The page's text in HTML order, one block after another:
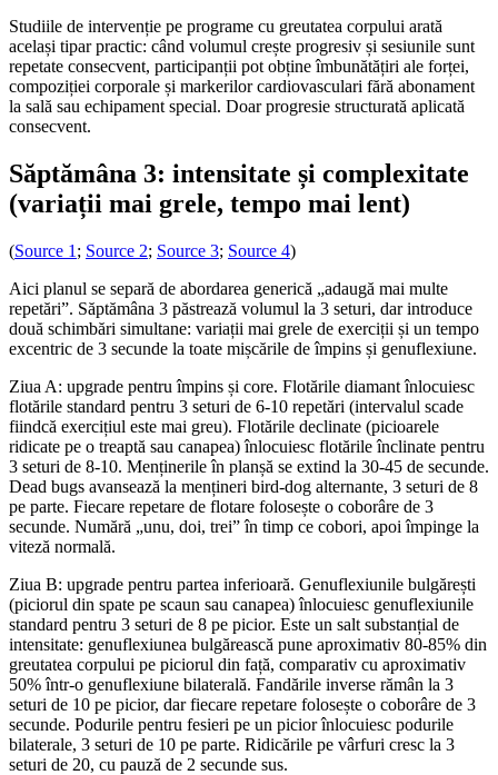
Studiile de intervenție pe programe cu greutatea corpului arată
același tipar practic: când volumul crește progresiv și sesiunile sunt
repetate consecvent, participanții pot obține îmbunătățiri ale forței,
compoziției corporale și markerilor cardiovasculari fără abonament
la sală sau echipament special. Doar progresie structurată aplicată
consecvent.
Săptămâna 3: intensitate și complexitate
(variații mai grele, tempo mai lent)
(Source 1 ; Source 2; Source 3; Source 4)
Aici planul se separă de abordarea generică „adaugă mai multe
repetări”. Săptămâna 3 păstrează volumul la 3 seturi, dar introduce
două schimbări simultane: variații mai grele de exerciții și un tempo
excentric de 3 secunde la toate mișcările de împins și genuflexiune.
Ziua A: upgrade pentru împins și core. Flotările diamant înlocuiesc
flotările standard pentru 3 seturi de 6-10 repetări (intervalul scade
fiindcă exercițiul este mai greu). Flotările declinate (picioarele
ridicate pe o treaptă sau canapea) înlocuiesc flotările înclinate pentru
3 seturi de 8-10. Menținerile în planșă se extind la 30-45 de secunde.
Dead bugs avansează la mențineri bird-dog alternante, 3 seturi de 8
pe parte. Fiecare repetare de flotare folosește o coborâre de 3
secunde. Numără „unu, doi, trei” în timp ce cobori, apoi împinge la
viteză normală.
Ziua B: upgrade pentru partea inferioară. Genuflexiunile bulgărești
(piciorul din spate pe scaun sau canapea) înlocuiesc genuflexiunile
standard pentru 3 seturi de 8 pe picior. Este un salt substanțial de
intensitate: genuflexiunea bulgărească pune aproximativ 80-85% din
greutatea corpului pe piciorul din față, comparativ cu aproximativ
50% într-o genuflexiune bilaterală. Fandările inverse rămân la 3
seturi de 10 pe picior, dar fiecare repetare folosește o coborâre de 3
secunde. Podurile pentru fesieri pe un picior înlocuiesc podurile
bilaterale, 3 seturi de 10 pe parte. Ridicările pe vârfuri cresc la 3
seturi de 20, cu pauză de 2 secunde sus.